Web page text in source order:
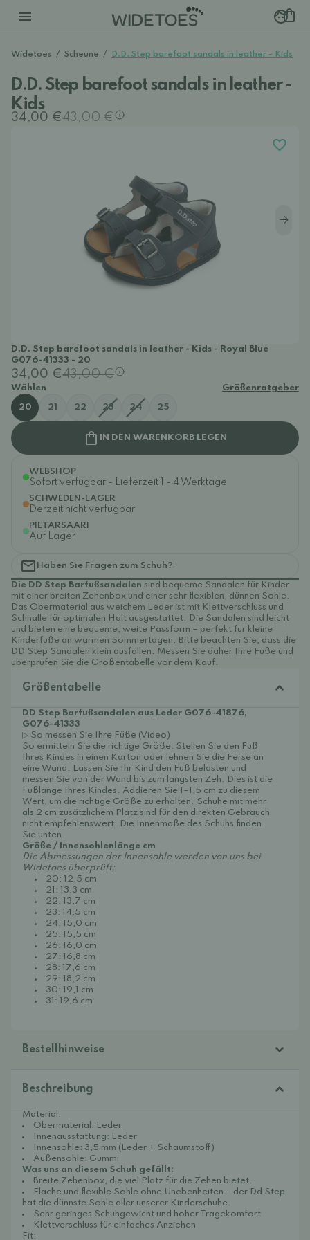
Widetoes / Scheune / D.D. Step barefoot sandals in leather - Kids
D.D. Step barefoot sandals in leather -
Kids
34,00 €43,00 €
D.D. Step barefoot sandals in leather - Kids - Royal Blue
G076-41333 - 20
34,00 €43,00 €
Wählen Größenratgeber
20 21 22 23 24 25
IN DEN WARENKORB LEGEN
WEBSHOP
Sofort verfügbar - Lieferzeit 1 - 4 Werktage
SCHWEDEN-LAGER
Derzeit nicht verfügbar
PIETARSAARI
Auf Lager
Haben Sie Fragen zum Schuh?
Die DD Step Barfußsandalen sind bequeme Sandalen für Kinder
mit einer breiten Zehenbox und einer sehr flexiblen, dünnen Sohle.
Das Obermaterial aus weichem Leder ist mit Klettverschluss und
Schnalle für optimalen Halt ausgestattet. Die Sandalen sind leicht
und bieten eine bequeme, weite Passform – perfekt für kleine
Kinderfüße an warmen Sommertagen. Bitte beachten Sie, dass die
DD Step Sandalen klein ausfallen. Messen Sie daher Ihre Füße und
überprüfen Sie die Größentabelle vor dem Kauf.
Größentabelle
DD Step Barfußsandalen aus Leder G076-41876,
G076-41333
▷ So messen Sie Ihre Füße (Video)
So ermitteln Sie die richtige Größe: Stellen Sie den Fuß
Ihres Kindes in einen Karton oder lehnen Sie die Ferse an
eine Wand. Lassen Sie Ihr Kind den Fuß belasten und
messen Sie von der Wand bis zum längsten Zeh. Dies ist die
Fußlänge Ihres Kindes. Addieren Sie 1–1,5 cm zu diesem
Wert, um die richtige Größe zu erhalten. Schuhe mit mehr
als 2 cm zusätzlichem Platz sind für den direkten Gebrauch
nicht empfehlenswert. Die Innenmaße des Schuhs finden
Sie unten.
Größe / Innensohlenlänge cm
Die Abmessungen der Innensohle werden von uns bei
Widetoes überprüft:
20: 12,5 cm
21: 13,3 cm
22: 13,7 cm
23: 14,5 cm
24: 15,0 cm
25: 15,5 cm
26: 16,0 cm
27: 16,8 cm
28: 17,6 cm
29: 18,2 cm
30: 19,1 cm
31: 19,6 cm
Bestellhinweise
Beschreibung
Material:
Obermaterial: Leder
Innenausstattung: Leder
Innensohle: 3,5 mm (Leder + Schaumstoff)
Außensohle: Gummi
Was uns an diesem Schuh gefällt:
Breite Zehenbox, die viel Platz für die Zehen bietet.
Flache und flexible Sohle ohne Unebenheiten – der Dd Step
hat die dünnste Sohle aller unserer Kinderschuhe.
Sehr geringes Schuhgewicht und hoher Tragekomfort
Klettverschluss für einfaches Anziehen
Fit: